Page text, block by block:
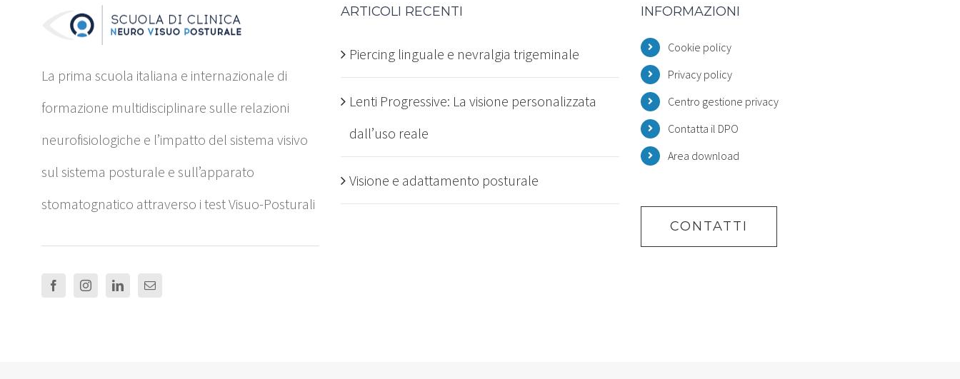
La prima scuola italiana e internazionale di
formazione multidisciplinare sulle relazioni
neurofisiologiche e l’impatto del sistema visivo
sul sistema posturale e sull’apparato
stomatognatico attraverso i test Visuo-Posturali
ARTICOLI RECENTI
Piercing linguale e nevralgia trigeminale
Lenti Progressive: La visione personalizzata
dall’uso reale
Visione e adattamento posturale
INFORMAZIONI
Cookie policy
Privacy policy
Centro gestione privacy
Contatta il DPO
Area download
CONTATTI